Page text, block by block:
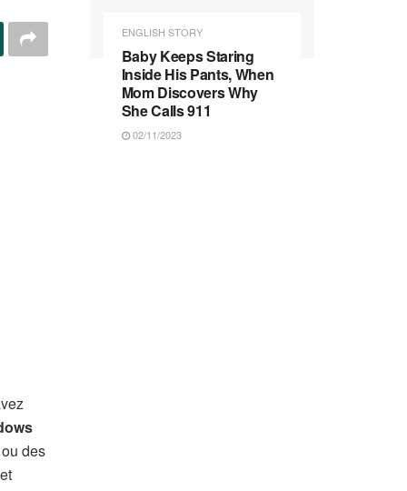
des
ENGLISH STORY
Baby Keeps Staring
Inside His Pants, When
Mom Discovers Why
She Calls 911
02/11/2023